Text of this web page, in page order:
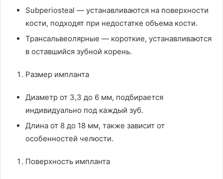
Subperiosteal — устанавливаются на поверхности
кости, подходят при недостатке объема кости.
Трансальвеолярные — короткие, устанавливаются
в оставшийся зубной корень.
Размер импланта
Диаметр от 3,3 до 6 мм, подбирается
индивидуально под каждый зуб.
Длина от 8 до 18 мм, также зависит от
особенностей челюсти.
Поверхность импланта